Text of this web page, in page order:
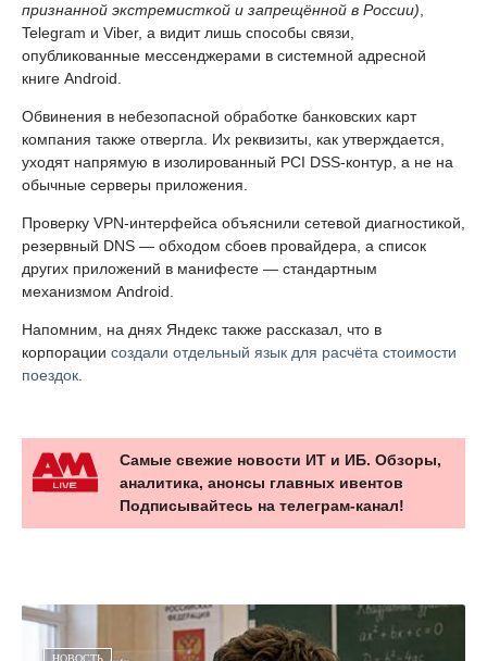
признанной экстремисткой и запрещённой в России),
Telegram и Viber, а видит лишь способы связи,
опубликованные мессенджерами в системной адресной
книге Android.
Обвинения в небезопасной обработке банковских карт
компания также отвергла. Их реквизиты, как утверждается,
уходят напрямую в изолированный PCI DSS-контур, а не на
обычные серверы приложения.
Проверку VPN-интерфейса объяснили сетевой диагностикой,
резервный DNS — обходом сбоев провайдера, а список
других приложений в манифесте — стандартным
механизмом Android.
Напомним, на днях Яндекс также рассказал, что в
корпорации создали отдельный язык для расчёта стоимости
поездок.
Самые свежие новости ИТ и ИБ. Обзоры,
аналитика, анонсы главных ивентов
Подписывайтесь на телеграм-канал!
НОВОСТЬ